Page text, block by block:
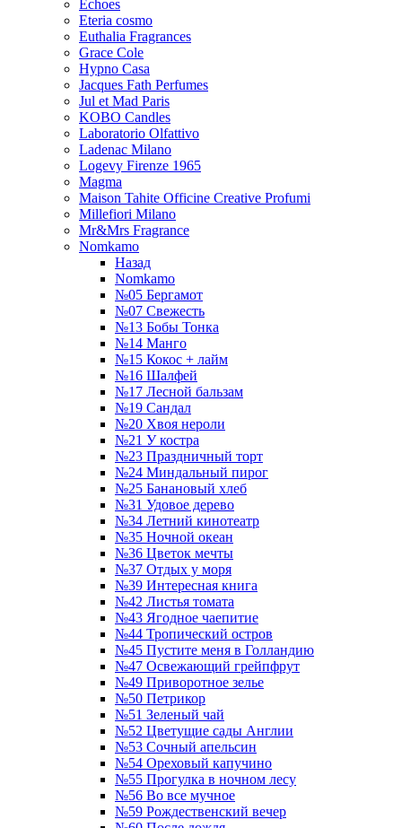
Echoes
Eteria cosmo
Euthalia Fragrances
Grace Cole
Hypno Casa
Jacques Fath Perfumes
Jul et Mad Paris
KOBO Candles
Laboratorio Olfattivo
Ladenac Milano
Logevy Firenze 1965
Magma
Maison Tahite Officine Creative Profumi
Millefiori Milano
Mr&Mrs Fragrance
Nomkamo
Назад
Nomkamo
№05 Бергамот
№07 Свежесть
№13 Бобы Тонка
№14 Манго
№15 Кокос + лайм
№16 Шалфей
№17 Лесной бальзам
№19 Сандал
№20 Хвоя нероли
№21 У костра
№23 Праздничный торт
№24 Миндальный пирог
№25 Банановый хлеб
№31 Удовое дерево
№34 Летний кинотеатр
№35 Ночной океан
№36 Цветок мечты
№37 Отдых у моря
№39 Интересная книга
№42 Листья томата
№43 Ягодное чаепитие
№44 Тропический остров
№45 Пустите меня в Голландию
№47 Освежающий грейпфрут
№49 Приворотное зелье
№50 Петрикор
№51 Зеленый чай
№52 Цветущие сады Англии
№53 Сочный апельсин
№54 Ореховый капучино
№55 Прогулка в ночном лесу
№56 Во все мучное
№59 Рождественский вечер